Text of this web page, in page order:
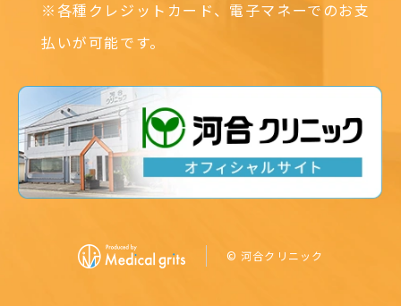
※各種クレジットカード、電子マネーでのお支
払いが可能です。
© 河合クリニック